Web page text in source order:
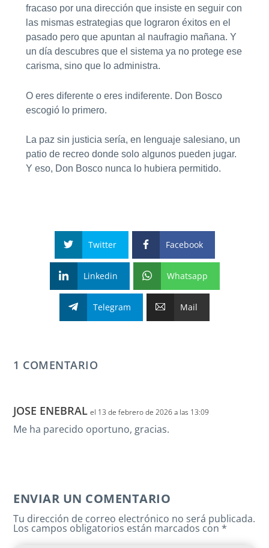
fracaso por una dirección que insiste en seguir con
las mismas estrategias que lograron éxitos en el
pasado pero que apuntan al naufragio mañana. Y
un día descubres que el sistema ya no protege ese
carisma, sino que lo administra.
O eres diferente o eres indiferente. Don Bosco
escogió lo primero.
La paz sin justicia sería, en lenguaje salesiano, un
patio de recreo donde solo algunos pueden jugar.
Y eso, Don Bosco nunca lo hubiera permitido.
Twitter Facebook
Linkedin Whatsapp
Telegram Mail
1 COMENTARIO
JOSE ENEBRAL el 13 de febrero de 2026 a las 13:09
Me ha parecido oportuno, gracias.
ENVIAR UN COMENTARIO
Tu dirección de correo electrónico no será publicada.
Los campos obligatorios están marcados con*